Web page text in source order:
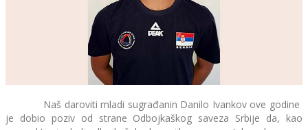
Naš daroviti mladi sugrađanin Danilo Ivankov ove godine
je dobio poziv od strane Odbojkaškog saveza Srbije da, kao